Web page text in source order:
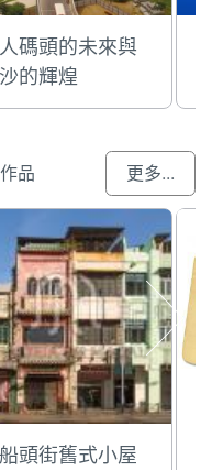
碼頭的未來與
的輝煌
品 更多...
頭街舊式小屋